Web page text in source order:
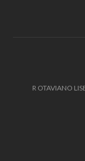
R OTAVIANO